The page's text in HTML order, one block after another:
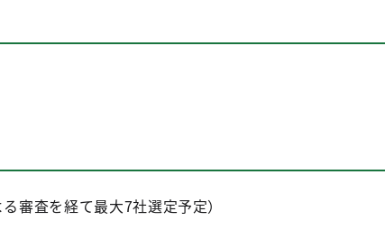
審査を経て最大7社選定予定）